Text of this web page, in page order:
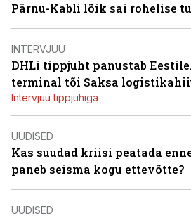
Pärnu-Kabli lõik sai rohelise
INTERVJUU
DHLi tippjuht panustab
terminal tõi Saksa
Intervjuu tippjuhiga
UUDISED
Kas suudad kriisi peatada
paneb seisma kogu ettevõtte?
UUDISED